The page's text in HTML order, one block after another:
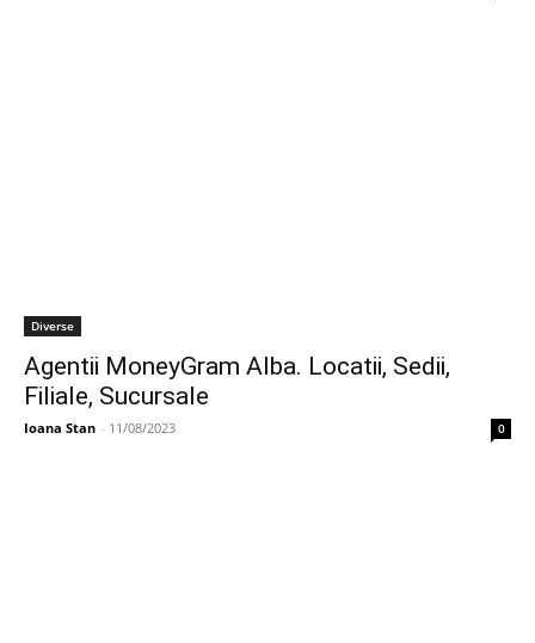
Diverse
Agentii MoneyGram Alba. Locatii, Sedii,
Filiale, Sucursale
Ioana Stan - 11/08/2023 0